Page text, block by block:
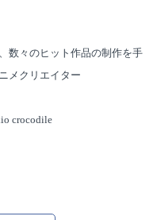
数々のヒット作品の制作を手
メクリエイター
crocodile